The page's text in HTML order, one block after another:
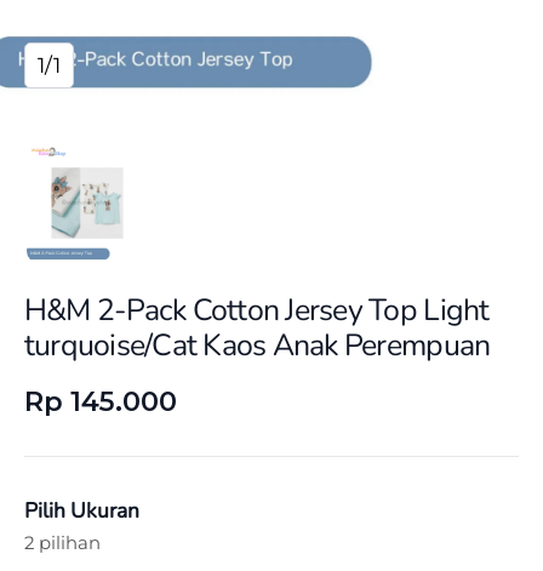
1/1
H&M 2-Pack Cotton Jersey Top Light
turquoise/Cat Kaos Anak Perempuan
Rp 145.000
Pilih Ukuran
2 pilihan